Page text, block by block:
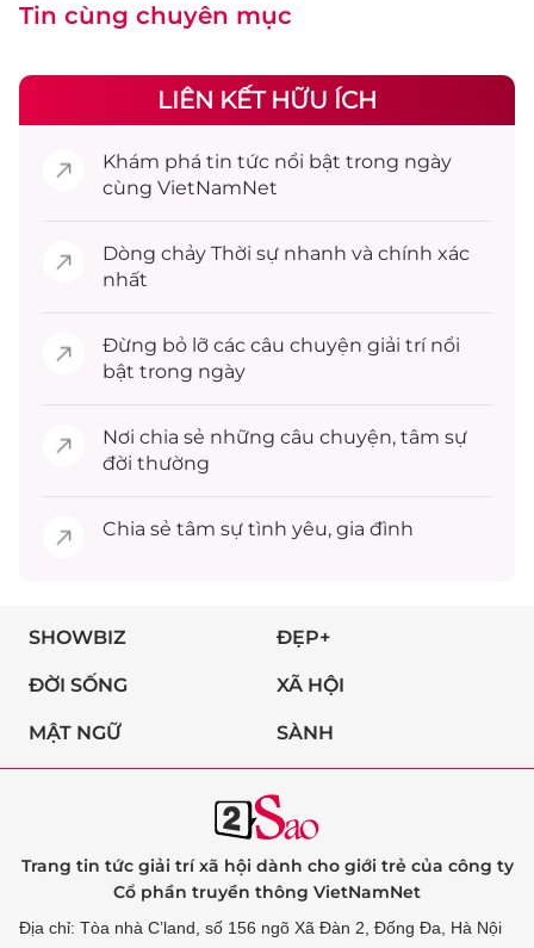
Tin cùng chuyên mục
LIÊN KẾT HỮU ÍCH
Khám phá tin tức nổi bật trong ngày
cùng VietNamNet
Dòng chảy Thời sự nhanh và chính xác
nhất
Đừng bỏ lỡ các câu chuyện giải trínổi
bật trong ngày
Nơi chia sẻ những câu chuyện, tâm sự
đời thường
Chia sẻ tâm sự tình yêu, gia đình
SHOWBIZ ĐẸP+
ĐỜI SỐNG XÃ HỘI
MẬT NGỮ SÀNH
Trang tin tức giải trí xã hội dành cho giới trẻ của công ty
Cổ phần truyền thông VietNamNet
Địa chỉ: Tòa nhà C’land, số 156 ngõ Xã Đàn 2, Đống Đa, Hà Nội